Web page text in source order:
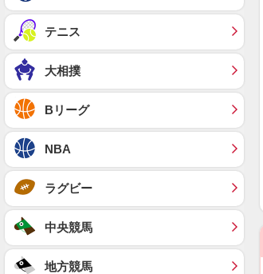
テニス
大相撲
Bリーグ
NBA
ラグビー
中央競馬
地方競馬